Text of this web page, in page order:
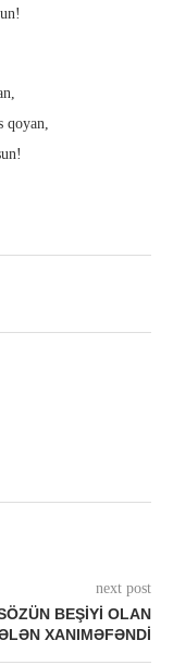
qoyan,
next post
BEŞIYI OLAN
XANIMƏFƏNDI